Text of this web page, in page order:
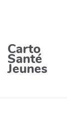
Carto
Santé
Jeunes